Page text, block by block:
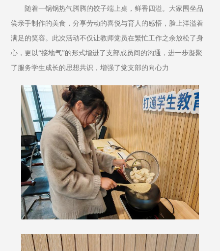
随着一锅锅热气腾腾的饺子端上桌，鲜香四溢。大家围坐品
尝亲手制作的美食，分享劳动的喜悦与育人的感悟，脸上洋溢着
满足的笑容。此次活动不仅让教师党员在繁忙工作之余放松了身
心，更以“接地气”的形式增进了支部成员间的沟通，进一步凝聚
了服务学生成长的思想共识，增强了党支部的向心力